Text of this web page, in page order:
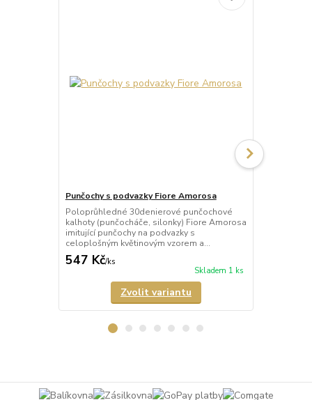
Punčochy s podvazky Fiore Amorosa
Poloprůhledné 30denierové punčochové
kalhoty (punčocháče, silonky) Fiore Amorosa
imitující punčochy na podvazky s
celoplošným květinovým vzorem a...
547 Kč/ks
Skladem 1 ks
Zvolit variantu